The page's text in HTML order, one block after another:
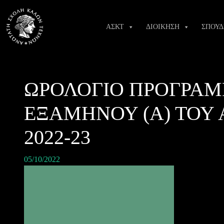
content
ΑΣΚΤ ΔΙΟΙΚΗΣΗ
ΩΡΟΛΟΓΙΟ
ΕΞΑΜΗΝΟΥ (Α) ΤΟΥ
2022-23
05/10/2022